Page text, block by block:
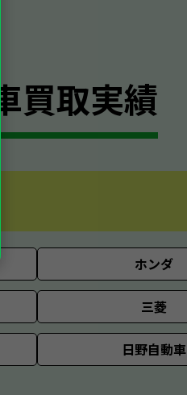
買取実績
ホンダ
三菱
日野自動車